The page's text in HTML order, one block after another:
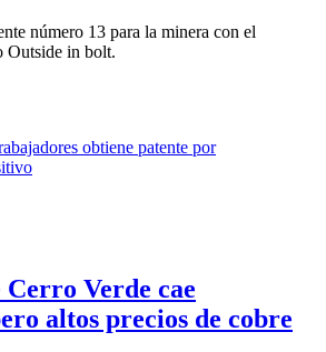
número 13 para la minera con el
Outside in bolt.
Verde cae
altos precios de cobre